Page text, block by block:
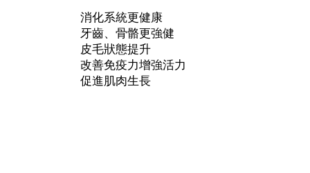
消化系統更健康
牙齒、骨骼更強健
皮毛狀態提升
改善免疫力增強活力
促進肌肉生長